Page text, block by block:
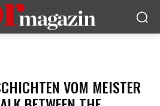
VOM MEISTER